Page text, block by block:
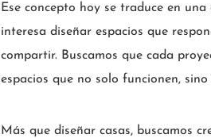
Ese concepto hoy se traduce en
interesa diseñar espacios que
compartir. Buscamos que cada
espacios que no solo funcionen,
Más que diseñar casas, buscamos